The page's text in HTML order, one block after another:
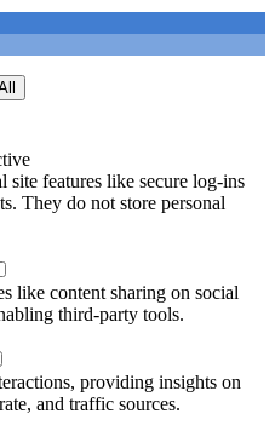
site features like secure log-ins
They do not store personal
like content sharing on social
third-party tools.
providing insights on
and traffic sources.